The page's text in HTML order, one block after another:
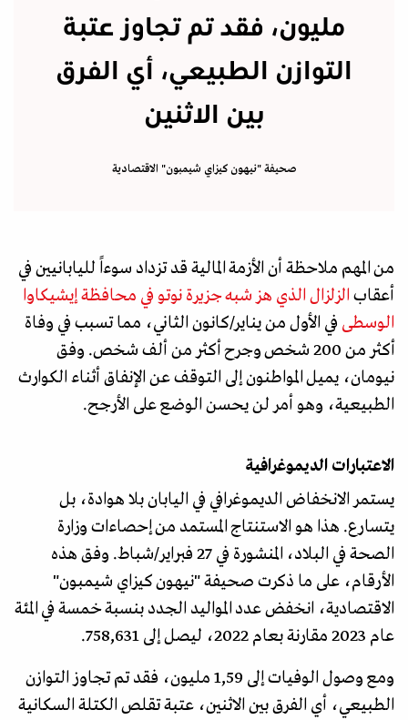
مليون، فقد تم تجاوز عتبة
التوازن الطبيعي، أي الفرق
بين الاثنين
صحيفة "نيهون كيزاي شيمبون" الاقتصادية
من المهم ملاحظة أن الأزمة المالية قد تزداد سوءاً لليابانيين في
أعقاب الزلزال الذي هز شبه جزيرة نوتو في محافظة إيشيكاوا
الوسطى في الأول من يناير/كانون الثاني، مما تسبب في وفاة
أكثر من 200 شخص وجرح أكثر من ألف شخص. وفق
نيومان، يميل المواطنون إلى التوقف عن الإنفاق أثناء الكوارث
الطبيعية، وهو أمر لن يحسن الوضع على الأرجح.
الاعتبارات الديموغرافية
يستمر الانخفاض الديموغرافي في اليابان بلا هوادة، بل
يتسارع. هذا هو الاستنتاج المستمد من إحصاءات وزارة
الصحة في البلاد، المنشورة في 27 فبراير/شباط. وفق هذه
الأرقام، على ما ذكرت صحيفة "نيهون كيزاي شيمبون"
الاقتصادية، انخفض عدد المواليد الجدد بنسبة خمسة في المئة
عام 2023 مقارنة بعام 2022، ليصل إلى 758,631.
ومع وصول الوفيات إلى 1,59 مليون، فقد تم تجاوز التوازن
الطبيعي، أي الفرق بين الاثنين، عتبة تقلص الكتلة السكانية